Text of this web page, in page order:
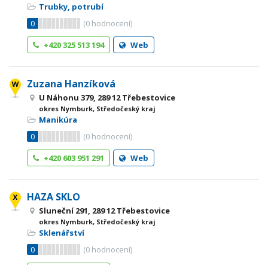
Trubky, potrubí
0
(0 hodnocení)
+420 325 513 194
Web
Zuzana Hanzíková
U Náhonu 379, 289 12 Třebestovice
okres Nymburk, Středočeský kraj
Manikúra
0
(0 hodnocení)
+420 603 951 291
Web
HAZA SKLO
Sluneční 291, 289 12 Třebestovice
okres Nymburk, Středočeský kraj
Sklenářství
0
(0 hodnocení)